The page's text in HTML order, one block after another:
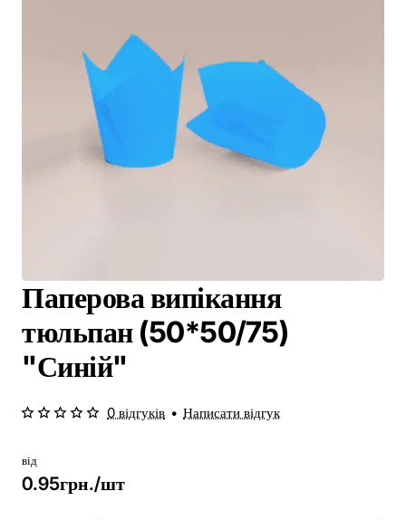
Паперова випікання
тюльпан (50*50/75)
"Синій"
0 відгуків • Написати відгук
від
0.95грн./шт